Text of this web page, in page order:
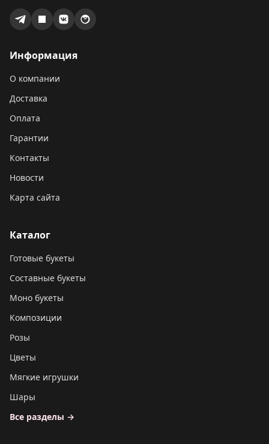
Информация
О компании
Доставка
Оплата
Гарантии
Контакты
Новости
Карта сайта
Каталог
Готовые букеты
Составные букеты
Моно букеты
Композиции
Розы
Цветы
Мягкие игрушки
Шары
Все разделы →